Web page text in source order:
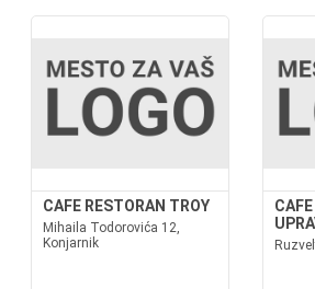
CAFE RESTORAN TROY
Mihaila Todorovića 12,
Konjarnik